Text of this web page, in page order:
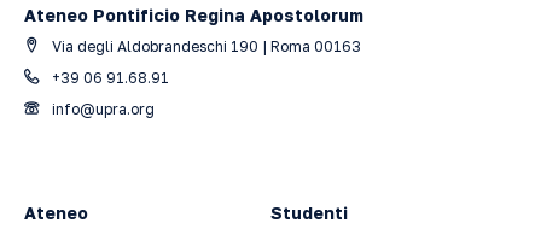
Ateneo Pontificio Regina Apostolorum
Via degli Aldobrandeschi 190 | Roma 00163
+39 06 91.68.91
info@upra.org
Ateneo Studenti